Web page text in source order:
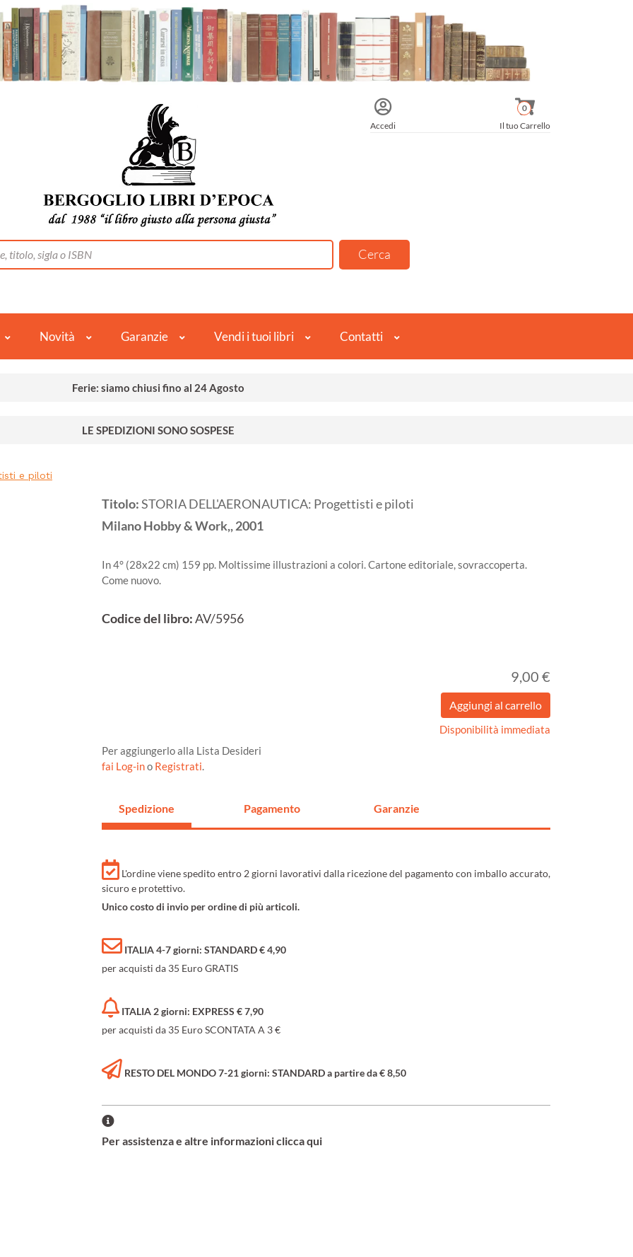
Accedi Il tuo Carrello
0
Novità Garanzie Vendi i tuoi libri Contatti
Ferie: siamo chiusi fino al 24 Agosto
LE SPEDIZIONI SONO SOSPESE
e piloti
Titolo:STORIA DELL'AERONAUTICA: Progettisti e piloti
MilanoHobby & Work,,2001
In 4° (28x22 cm) 159 pp. Moltissime illustrazioni a colori. Cartone editoriale, sovraccoperta.
Come nuovo.
Codice del libro:AV/5956
9,00 €
Disponibilità immediata
Per aggiungerlo alla Lista Desideri
fai Log-ino Registrati.
Spedizione Pagamento Garanzie
L'ordine viene spedito entro 2 giorni lavorativi dalla ricezione del pagamento con imballo accurato,
sicuro e protettivo.
Unico costo di invio per ordine di più articoli.
ITALIA 4-7 giorni: STANDARD € 4,90
per acquisti da 35 Euro GRATIS
ITALIA 2 giorni: EXPRESS € 7,90
per acquisti da 35 Euro SCONTATA A 3 €
RESTO DEL MONDO 7-21 giorni: STANDARD a partire da € 8,50
Per assistenza e altre informazioni clicca qui